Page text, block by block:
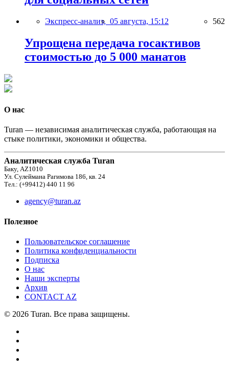
Экспресс-анализ, 05 августа, 15:12 562
Упрощена передача госактивов
стоимостью до 5 000 манатов
О нас
Turan — независимая аналитическая служба, работающая на
стыке политики, экономики и общества.
Аналитическая служба Turan
Баку, AZ1010
Ул. Сулеймана Рагимова 186, кв. 24
Тел.: (+99412) 440 11 96
agency@turan.az
Полезное
Пользовательское соглашение
Политика конфиденциальности
Подписка
О нас
Наши эксперты
Архив
CONTACT AZ
© 2026 Turan. Все права защищены.